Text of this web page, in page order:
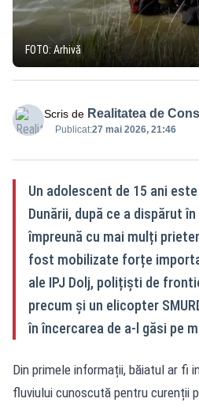
FOTO: Arhivă
Scris de Realitatea de
Publicat:27 mai 2026, 21:46
Un adolescent de 15 ani
Dunării, după ce a dispărut
împreună cu mai mulți
fost mobilizate forțe
ale IPJ Dolj, polițiști de
precum și un elicopter
în încercarea de a-l găsi pe
Din primele informații, băiatul ar fi
fluviului cunoscută pentru curenții